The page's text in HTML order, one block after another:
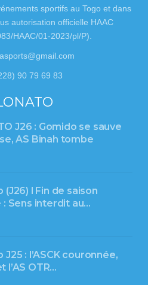
sportifs au Togo et dans
autorisation officielle HAAC
HAAC/01-2023/pl/P).
90 79 69 83
J26 : Gomido se sauve
AS Binah tombe
(J26) l Fin de saison
: Sens interdit au…
J25 : l’ASCK couronnée,
l’AS OTR…